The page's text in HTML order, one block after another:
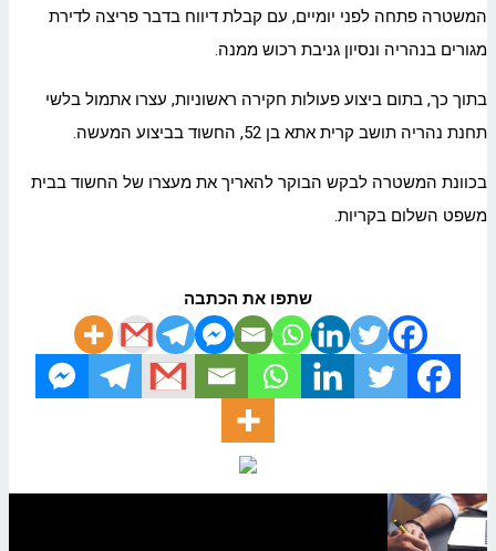
המשטרה פתחה לפני יומיים, עם קבלת דיווח בדבר פריצה לדירת
מגורים בנהריה ונסיון גניבת רכוש ממנה.
בתוך כך, בתום ביצוע פעולות חקירה ראשוניות, עצרו אתמול בלשי
תחנת נהריה תושב קרית אתא בן 52, החשוד בביצוע המעשה.
בכוונת המשטרה לבקש הבוקר להאריך את מעצרו של החשוד בבית
משפט השלום בקריות.
שתפו את הכתבה